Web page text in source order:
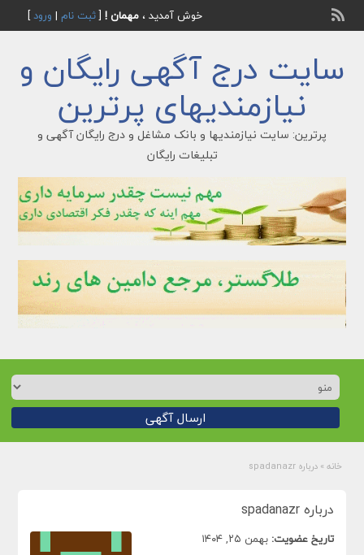
خوش آمدید ، مهمان ![ثبت نام | ورود]
سایت درج آگهی رایگان و
نیازمندیهای پرترین
پرترین: سایت نیازمندیها و بانک مشاغل و درج رایگان آگهی و
تبلیغات رایگان
ارسال آگهی
خانه » درباره spadanazr
درباره spadanazr
تاریخ عضویت: بهمن ۲۵, ۱۴۰۴